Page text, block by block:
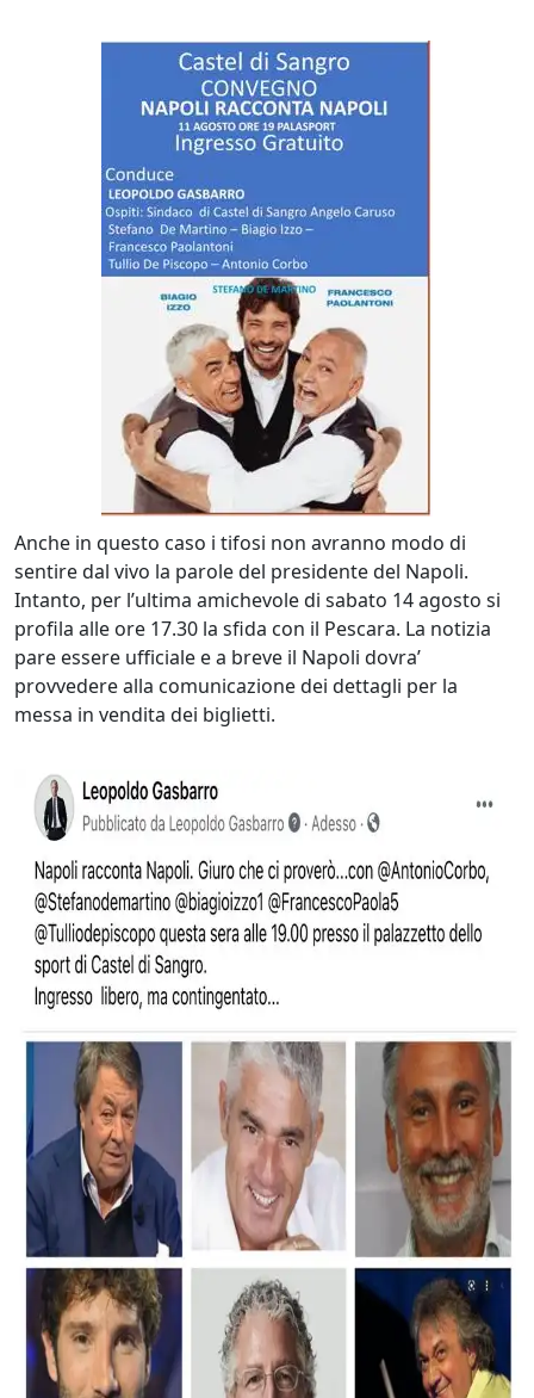
Anche in questo caso i tifosi non avranno modo di
sentire dal vivo la parole del presidente del Napoli.
Intanto, per l’ultima amichevole di sabato 14 agosto si
profila alle ore 17.30 la sfida con il Pescara. La notizia
pare essere ufficiale e a breve il Napoli dovra’
provvedere alla comunicazione dei dettagli per la
messa in vendita dei biglietti.